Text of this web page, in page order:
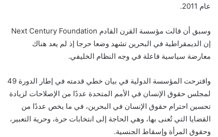
عام 2011.
وسبق أن قالت مؤسسة القرن القادم Next Century Foundation
إن الديمقراطية في البحرين تشهد وضعا حرجا إذ لم يعد هناك
معارضة سياسية فاعلة في وجه النظام الخليفي.
واقترحت المؤسسة الدولية في بيان خطي قدمته في إطار الدورة 49
لمجلس حقوق الإنسان في الأمم المتحدة عددًا من الإصلاحات لزيادة
تحسين احترام حقوق الإنسان في البحرين، في ما يخص عددًا من
القضايا التي تُعنى بها، وهي الحاجة إلى انتخابات حرة، وحرية التعبير،
وحقوق المرأة وإسقاط الجنسية.